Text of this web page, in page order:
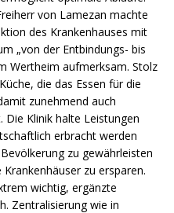
von Lamezan machte
des Krankenhauses mit
„von der Entbindungs- bis
Wertheim aufmerksam. Stolz
die das Essen für die
zunehmend auch
Klinik halte Leistungen
erbracht werden
zu gewährleisten
zu ersparen.
wichtig, ergänzte
Zentralisierung wie in